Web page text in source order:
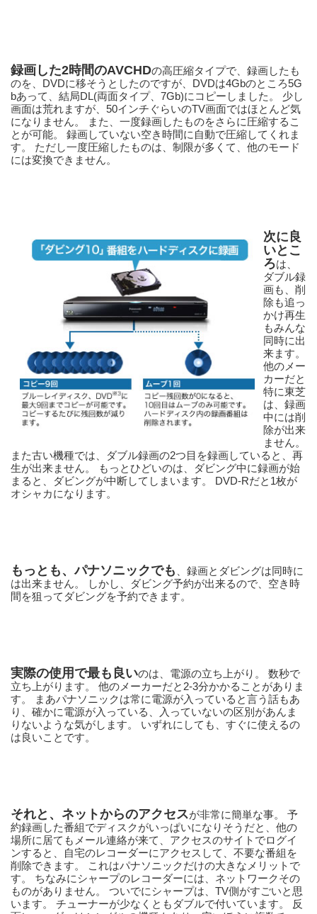
録画した2時間のAVCHDの高圧縮タイプで、録画したも
のを、DVDに移そうとしたのですが、DVDは4Gbのところ5G
bあって、結局DL(両面タイプ、7Gb)にコピーしました。 少し
画面は荒れますが、50インチぐらいのTV画面ではほとんど気
になりません。 また、一度録画したものをさらに圧縮するこ
とが可能。 録画していない空き時間に自動で圧縮してくれま
す。 ただし一度圧縮したものは、制限が多くて、他のモード
には変換できません。
次に良
いとこ
ろは、
ダブル録
画も、削
除も追っ
かけ再生
もみんな
同時に出
来ます。
他のメー
カーだと
特に東芝
は、録画
中には削
除が出来
ません。
また古い機種では、ダブル録画の2つ目を録画していると、再
生が出来ません。 もっとひどいのは、ダビング中に録画が始
まると、ダビングが中断してしまいます。 DVD-Rだと1枚が
オシャカになります。
もっとも、パナソニックでも
、録画とダビングは同時に
は出来ません。 しかし、ダビング予約が出来るので、空き時
間を狙ってダビングを予約できます。
実際の使用で最も良いのは、電源の立ち上がり。 数秒で
立ち上がります。 他のメーカーだと2-3分かかることがありま
す。 まあパナソニックは常に電源が入っていると言う話もあ
り、確かに電源が入っている、入っていないの区別があんま
りないような気がします。 いずれにしても、すぐに使えるの
は良いことです。
それと、ネットからのアクセスが非常に簡単な事。 予
約録画した番組でディスクがいっぱいになりそうだと、他の
場所に居てもメール連絡が来て、アクセスのサイトでログイ
ンすると、自宅のレコーダーにアクセスして、不要な番組を
削除できます。 これはパナソニックだけの大きなメリットで
す。 ちなみにシャープのレコーダーには、ネットワークその
ものがありません。 ついでにシャープは、TV側がすごいと思
います。 チューナーが少なくともダブルで付いています。 反